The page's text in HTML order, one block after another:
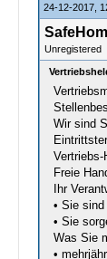
24-12-2017,
Unregistered
Wir sind
Vertriebs-
Freie
Ihr
• Sie
• Sie
Was Sie
•